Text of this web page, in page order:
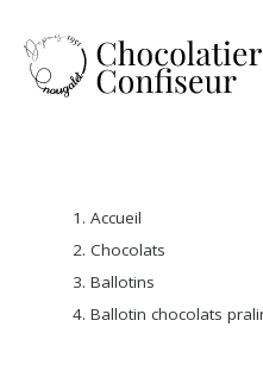
Accueil
Chocolats
Ballotins
Ballotin chocolats